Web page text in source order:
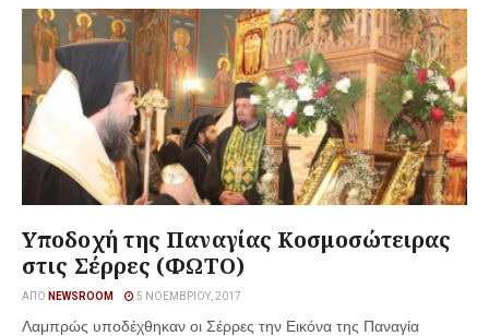
Υποδοχή της Παναγίας Κοσμοσώτειρας
στις Σέρρες (ΦΩΤΟ)
ΑΠΌ NEWSROOM 5 ΝΟΕΜΒΡΊΟΥ, 2017
Λαμπρώς υποδέχθηκαν οι Σέρρες την Εικόνα της Παναγία